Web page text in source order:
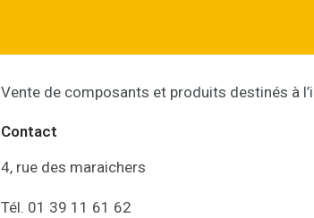
Vente de composants et produits destinés à
Contact
4, rue des maraichers
Tél. 01 39 11 61 62